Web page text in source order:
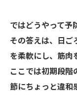
ではどうやって予
その答えは、 日ご
を柔軟にし、筋肉
ここでは初期段
節にちょっと違和